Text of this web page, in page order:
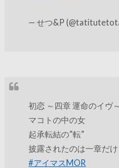
— せつ&P
初恋 ～四章 運命のイヴ
マコトの中の女
起承転結の”転”
披露されたのは一章だけ
#アイマスMOR